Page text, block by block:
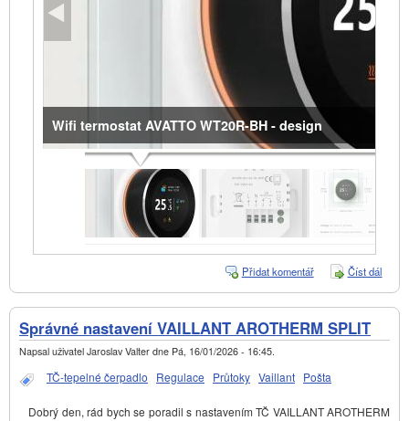
Wifi termostat AVATTO WT20R-BH - design
Číst dál
-
Přidat komentář
Správné nastavení VAILLANT AROTHERM SPLIT
Napsal uživatel Jaroslav Valter dne Pá, 16/01/2026 - 16:45.
TČ-tepelné čerpadlo Regulace Průtoky Vaillant Pošta
Dobrý den, rád bych se poradil s nastavením TČ VAILLANT AROTHERM